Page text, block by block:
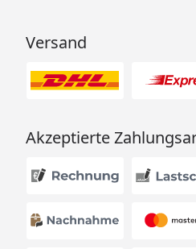
Versand
Akzeptierte